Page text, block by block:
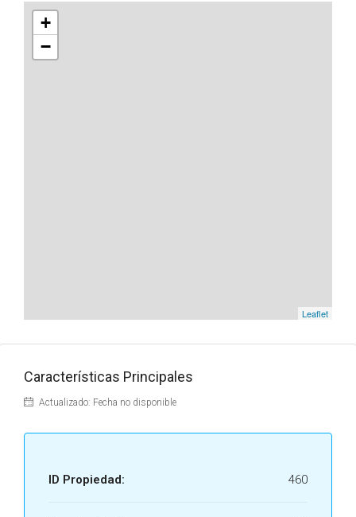
+
−
Leaflet
Características Principales
Actualizado: Fecha no disponible
ID Propiedad: 460